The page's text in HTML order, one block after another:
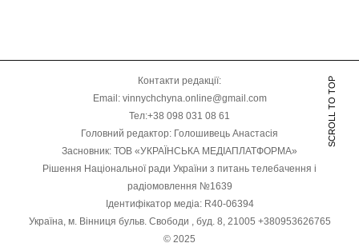
SCROLL TO TOP
Контакти редакції:
Email: vinnychchyna.online@gmail.com
Тел:+38 098 031 08 61
Головний редактор: Голошивець Анастасія
Засновник: ТОВ «УКРАЇНСЬКА МЕДІАПЛАТФОРМА»
Рішення Національної ради України з питань телебачення і
радіомовлення №1639
Ідентифікатор медіа: R40-06394
Україна, м. Вінниця бульв. Свободи , буд. 8, 21005 +380953626765
© 2025